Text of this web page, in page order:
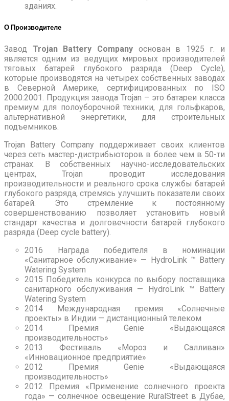
зданиях.
О Производителе
Завод Trojan Battery Companyоснован в 1925 г. и
является одним из ведущих мировых производителей
тяговых батарей глубокого разряда (Deep Cycle),
которые производятся на четырех собственных заводах
в Северной Америке, сертифицированных по ISO
2000:2001. Продукция завода Trojan – это батареи класса
премиум для полоуборочной техники, для гольфкаров,
альтернативной энергетики, для строительных
подъемников.
Trojan Battery Company поддерживает своих клиентов
через сеть мастер-дистрибьюторов в более чем в 50-ти
странах. В собственных научно-исследовательских
центрах, Trojan проводит исследования
производительности и реального срока службы батарей
глубокого разряда, стремясь улучшить показатели своих
батарей. Это стремление к постоянному
совершенствованию позволяет установить новый
стандарт качества и долговечности батарей глубокого
разряда (Deep cycle battery).
2016 Награда победителя в номинации
«Санитарное обслуживание» — HydroLink ™ Battery
Watering System
2015 Победитель конкурса по выбору поставщика
санитарного обслуживания — HydroLink ™ Battery
Watering System
2014 Международная премия «Солнечные
проекты» в Индии — дистанционный телеком
2014 Премия Genie «Выдающаяся
производительность»
2013 Фестиваль «Мороз и Салливан»
«Инновационное предприятие»
2012 Премия Genie «Выдающаяся
производительность»
2012 Премия «Применение солнечного проекта
года» — солнечное освещение RuralStreet в Дубае,